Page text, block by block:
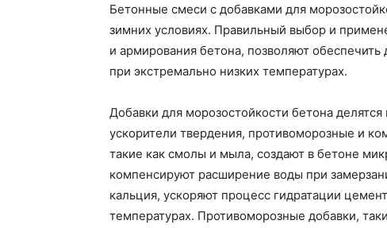
Бетонные смеси с добавками для
зимних условиях. Правильный выбор и
и армирования бетона, позволяют
при экстремально низких температурах.
Добавки для морозостойкости бетона
ускорители твердения, противоморозные и
такие как смолы и мыла, создают в бетоне
компенсируют расширение воды при
кальция, ускоряют процесс гидратации
температурах. Противоморозные добавки,